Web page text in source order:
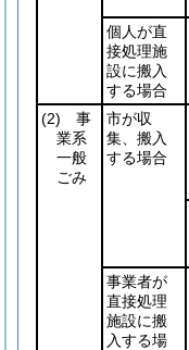
個人が直
接処理施
設に搬入
する場合
(2) 事
業系
一般
ごみ
市が収
集、搬入
する場合
事業者が
直接処理
施設に搬
入する場